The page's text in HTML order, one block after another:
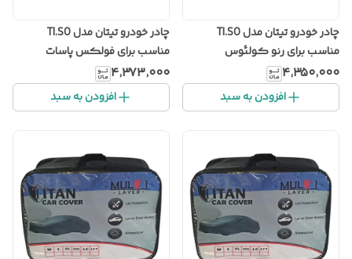
چادر خودرو تیتان مدل TI.SO
مناسب برای رنو کولئوس
۴٬۳۵۰٬۰۰۰
افزودن به سبد
چادر خودرو تیتان مدل TI.SO
مناسب برای فولکس پاسات
۴٬۳۷۳٬۰۰۰
افزودن به سبد